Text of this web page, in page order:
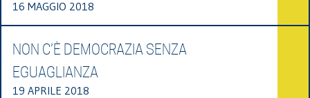
16 MAGGIO 2018
NON C’È DEMOCRAZIA SENZA
EGUAGLIANZA
19 APRILE 2018